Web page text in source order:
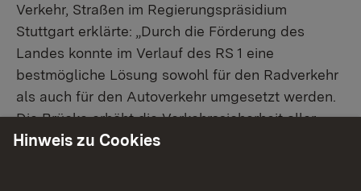
Verkehr, Straßen im Regierungspräsidium
Stuttgart erklärte: „Durch die Förderung des
Landes konnte im Verlauf des RS 1 eine
bestmögliche Lösung sowohl für den Radverkehr
als auch für den Autoverkehr umgesetzt werden.
Die Brücke erhöht die Verkehrssicherheit aller –
egal ob zu Fuß, mit dem Rad oder mit dem Auto.
Hinweis zu Cookies